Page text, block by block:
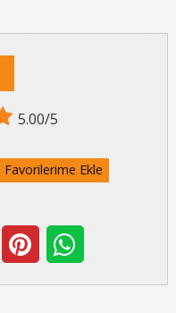
5.00/5
Favorilerime Ekle